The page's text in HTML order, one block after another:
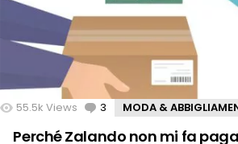
55.5k Views 3 Comments
MODA &
Perché Zalando non mi fa